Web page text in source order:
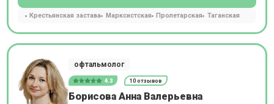
Крестьянская застава Марксистская Пролетарская Таганская
офтальмолог
4.3 10 отзывов
Борисова Анна Валерьевна